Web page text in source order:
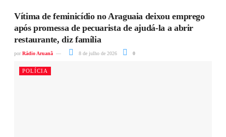
Vítima de feminicídio no Araguaia deixou emprego
após promessa de pecuarista de ajudá-la a abrir
restaurante, diz família
por Rádio Aruanã 8 de julho de 2026 0
POLÍCIA